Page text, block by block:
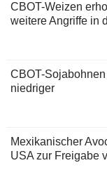
CBOT-Weizen
weitere Angriffe in
CBOT-
niedriger
Mexikanischer
USA zur Freigabe